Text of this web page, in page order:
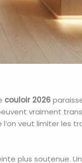
couloir 2026
vraiment
veut limiter les
plus soutenue.